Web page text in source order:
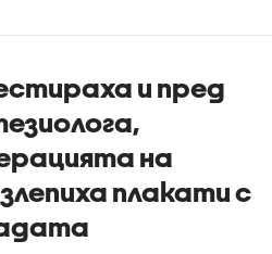
и пред
на
плакати с